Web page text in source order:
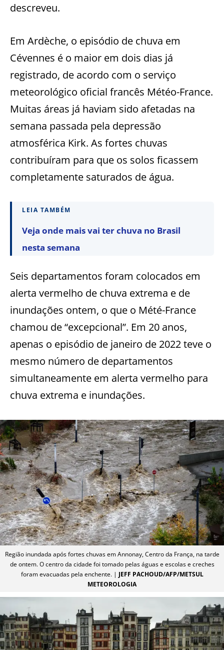
descreveu.
Em Ardèche, o episódio de chuva em
Cévennes é o maior em dois dias já
registrado, de acordo com o serviço
meteorológico oficial francês Météo-France.
Muitas áreas já haviam sido afetadas na
semana passada pela depressão
atmosférica Kirk. As fortes chuvas
contribuíram para que os solos ficassem
completamente saturados de água.
LEIA TAMBÉM
Veja onde mais vai ter chuva no Brasil
nesta semana
Seis departamentos foram colocados em
alerta vermelho de chuva extrema e de
inundações ontem, o que o Mété-France
chamou de “excepcional”. Em 20 anos,
apenas o episódio de janeiro de 2022 teve o
mesmo número de departamentos
simultaneamente em alerta vermelho para
chuva extrema e inundações.
Região inundada após fortes chuvas em Annonay, Centro da França, na tarde
de ontem. O centro da cidade foi tomado pelas águas e escolas e creches
foram evacuadas pela enchente. | JEFF PACHOUD/AFP/METSUL
METEOROLOGIA